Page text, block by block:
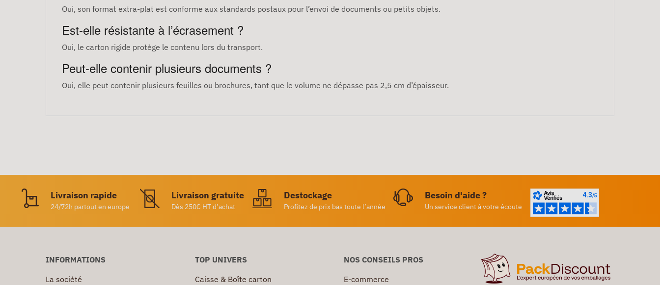
Oui, son format extra-plat est conforme aux standards postaux pour l’envoi de documents ou petits objets.
Est-elle résistante à l’écrasement ?
Oui, le carton rigide protège le contenu lors du transport.
Peut-elle contenir plusieurs documents ?
Oui, elle peut contenir plusieurs feuilles ou brochures, tant que le volume ne dépasse pas 2,5 cm d’épaisseur.
Livraison rapide
24/72h partout en europe
Livraison gratuite
Dès 250€ HT d’achat
Destockage
Profitez de prix bas toute l’année
Besoin d'aide ?
Un service client à votre écoute
INFORMATIONS
La société
TOP UNIVERS
Caisse & Boîte carton
NOS CONSEILS PROS
E-commerce